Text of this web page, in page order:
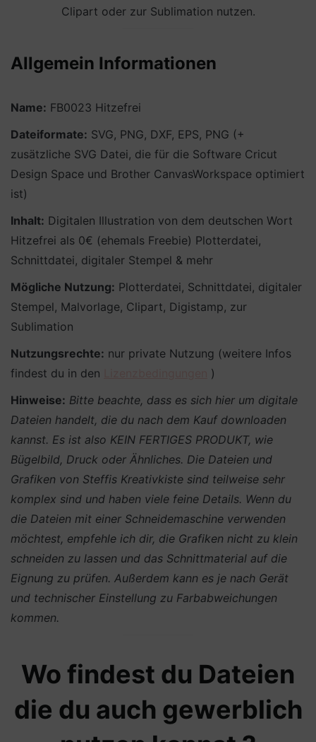
Clipart oder zur Sublimation nutzen.
Allgemein Informationen
Name: FB0023 Hitzefrei
Dateiformate: SVG, PNG, DXF, EPS, PNG (+
zusätzliche SVG Datei, die für die Software Cricut
Design Space und Brother CanvasWorkspace optimiert
ist)
Inhalt: Digitalen Illustration von dem deutschen Wort
Hitzefrei als 0€ (ehemals Freebie) Plotterdatei,
Schnittdatei, digitaler Stempel & mehr
Mögliche Nutzung: Plotterdatei, Schnittdatei, digitaler
Stempel, Malvorlage, Clipart, Digistamp, zur
Sublimation
Nutzungsrechte: nur private Nutzung (weitere Infos
findest du in den
)
Hinweise: Bitte beachte, dass es sich hier um digitale
Dateien handelt, die du nach dem Kauf downloaden
kannst. Es ist also KEIN FERTIGES PRODUKT, wie
Bügelbild, Druck oder Ähnliches. Die Dateien und
Grafiken von Steffis Kreativkiste sind teilweise sehr
komplex sind und haben viele feine Details. Wenn du
die Dateien mit einer Schneidemaschine verwenden
möchtest, empfehle ich dir, die Grafiken nicht zu klein
schneiden zu lassen und das Schnittmaterial auf die
Eignung zu prüfen. Außerdem kann es je nach Gerät
und technischer Einstellung zu Farbabweichungen
kommen.
Wo findest du Dateien
die du auch gewerblich